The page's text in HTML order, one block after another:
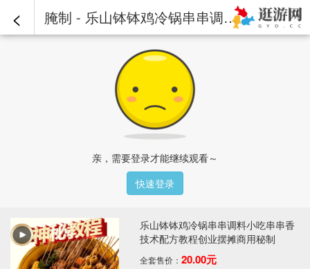
< 腌制 - 乐山钵钵鸡冷锅串串调料小吃串串香技术配方教程创业摆摊商用秘制
亲，需要登录才能继续观看～
快速登录
乐山钵钵鸡冷锅串串调料小吃串串香
技术配方教程创业摆摊商用秘制
全套售价： 20.00元